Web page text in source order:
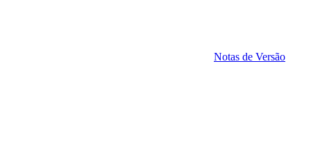
Notas de Versão